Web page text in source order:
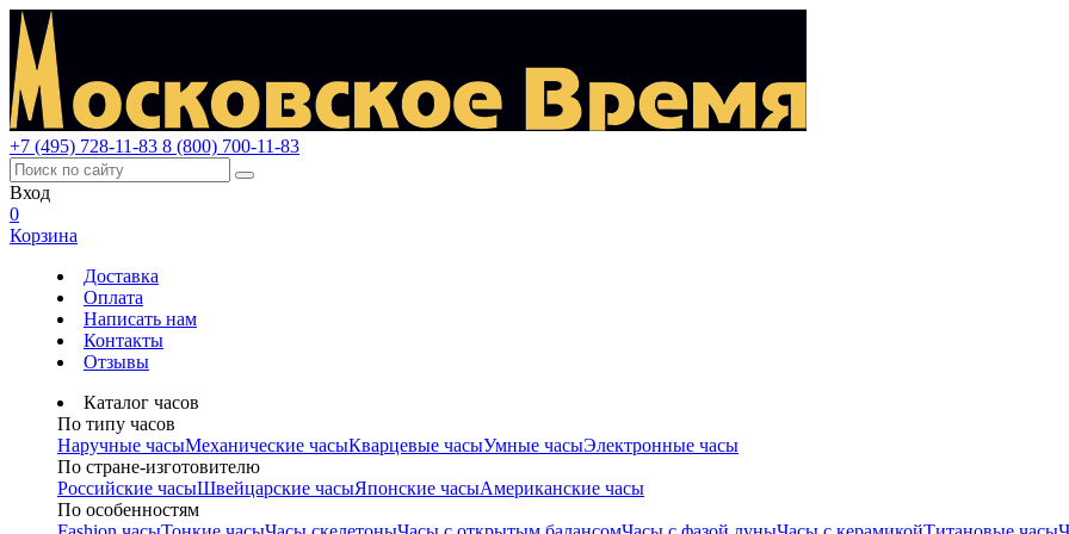
+7 (495) 728-11-83 8 (800) 700-11-83
Вход
0
Корзина
Доставка
Оплата
Написать нам
Контакты
Отзывы
Каталог часов
По типу часов
Наручные часыМеханические часыКварцевые часыУмные часыЭлектронные часы
По стране-изготовителю
Российские часыШвейцарские часыЯпонские часыАмериканские часы
По особенностям